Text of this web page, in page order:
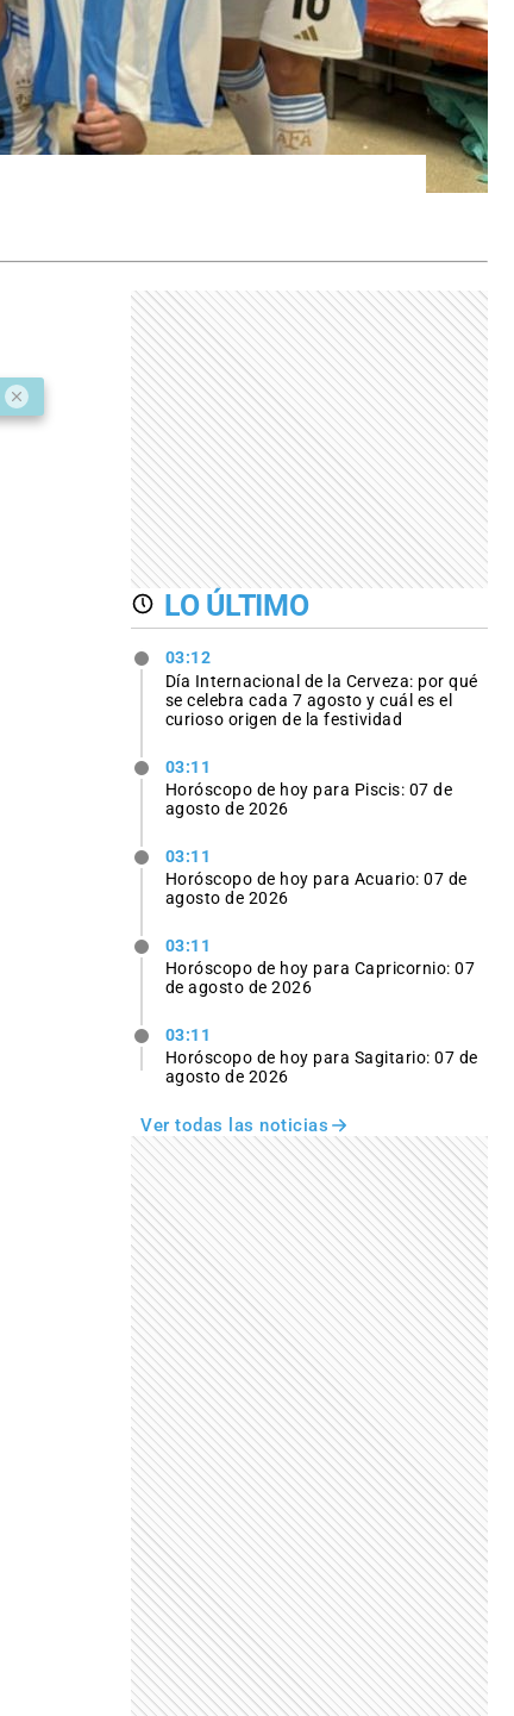
LO ÚLTIMO
03:12
Día Internacional de la Cerveza: por qué
se celebra cada 7 agosto y cuál es el
curioso origen de la festividad
03:11
Horóscopo de hoy para Piscis: 07 de
agosto de 2026
03:11
Horóscopo de hoy para Acuario: 07 de
agosto de 2026
03:11
Horóscopo de hoy para Capricornio: 07
de agosto de 2026
03:11
Horóscopo de hoy para Sagitario: 07 de
agosto de 2026
Ver todas las noticias